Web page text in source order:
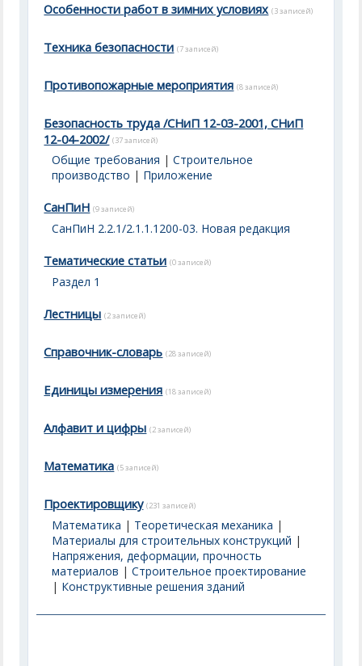
Особенности работ в зимних условиях (3 записей)
Техника безопасности (7 записей)
Противопожарные мероприятия (8 записей)
Безопасность труда /СНиП 12-03-2001, СНиП
12-04-2002/ (37 записей)
Общие требования |Строительное
производство | Приложение
СанПиН (9 записей)
СанПиН 2.2.1/2.1.1.1200-03. Новая редакция
Тематические статьи (0 записей)
Раздел 1
Лестницы (2 записей)
Справочник-словарь (28 записей)
Единицы измерения (18 записей)
Алфавит и цифры (2 записей)
Математика (5 записей)
Проектировщику (231 записей)
Математика | Теоретическая механика |
Материалы для строительных конструкций |
Напряжения, деформации, прочность
материалов |Строительное проектирование
| Конструктивные решения зданий